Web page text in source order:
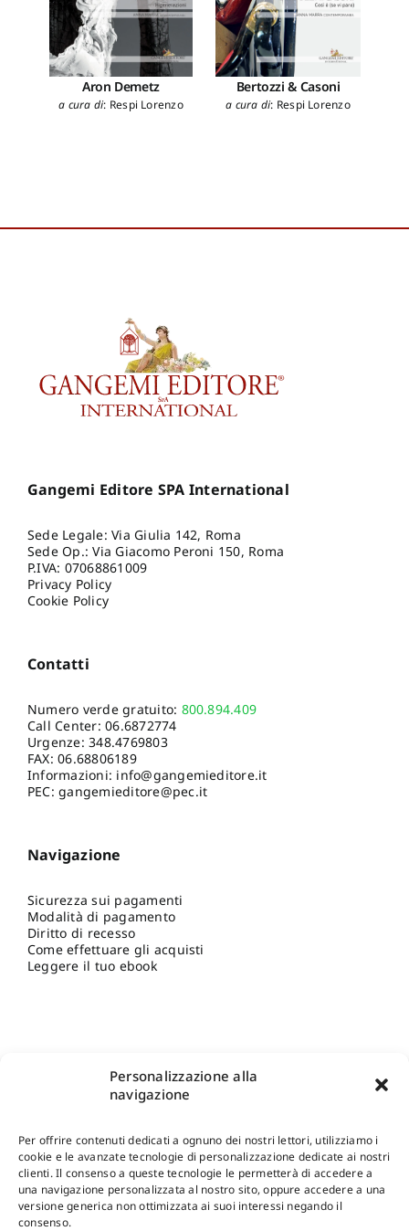
Personalizzazione alla
navigazione
Per offrire contenuti dedicati a ognuno dei nostri lettori, utilizziamo i
cookie e le avanzate tecnologie di personalizzazione dedicate ai nostri
clienti. Il consenso a queste tecnologie le permetterà di accedere a
una navigazione personalizzata al nostro sito, oppure accedere a una
versione generica non ottimizzata ai suoi interessi negando il
consenso.
Aron Demetz
a cura di: Respi Lorenzo
Bertozzi & Casoni
a cura di: Respi Lorenzo
Gangemi Editore SPA International
Sede Legale: Via Giulia 142, Roma
Sede Op.: Via Giacomo Peroni 150, Roma
P.IVA: 07068861009
Privacy Policy
Cookie Policy
Contatti
Numero verde gratuito: 800.894.409
Call Center:06.6872774
Urgenze:348.4769803
FAX: 06.68806189
Informazioni: info@gangemieditore.it
PEC: gangemieditore@pec.it
Navigazione
Sicurezza sui pagamenti
Modalità di pagamento
Diritto di recesso
Come effettuare gli acquisti
Leggere il tuo ebook
Shop Gangemi Editore-Pagamenti Sicuri e anche Rateali